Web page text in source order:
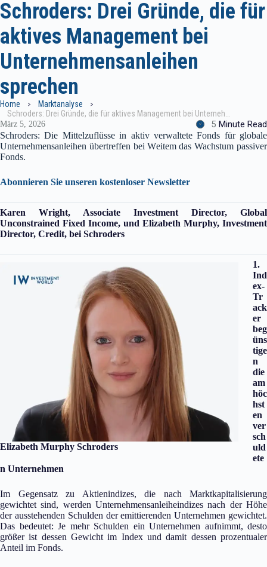
Schroders: Drei Gründe, die für
aktives Management bei
Unternehmensanleihen
sprechen
Home
Marktanalyse
Schroders: Drei Gründe, die für aktives Management bei Unternehmensanleihen sprechen
März 5, 2026 5 Minute Read
Schroders: Die Mittelzuflüsse in aktiv verwaltete Fonds für globale
Unternehmensanleihen übertreffen bei Weitem das Wachstum passiver
Fonds.
Abonnieren Sie unseren kostenloser Newsletter
Karen Wright, Associate Investment Director, Global
Unconstrained Fixed Income, und Elizabeth Murphy, Investment
Director, Credit, bei Schroders
Elizabeth Murphy Schroders
1.
Ind
ex-
Tr
ack
er
beg
üns
tige
n
die
am
höc
hst
en
ver
sch
uld
ete
n Unternehmen
Im Gegensatz zu Aktienindizes, die nach Marktkapitalisierung
gewichtet sind, werden Unternehmensanleiheindizes nach der Höhe
der ausstehenden Schulden der emittierenden Unternehmen gewichtet.
Das bedeutet: Je mehr Schulden ein Unternehmen aufnimmt, desto
größer ist dessen Gewicht im Index und damit dessen prozentualer
Anteil im Fonds.